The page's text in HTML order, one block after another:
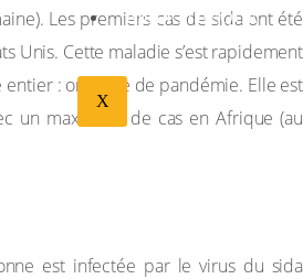
BIBLIOTHÉQUE
X
Les premiers cas de sida ont été
Unis. Cette maladie s’est rapidement
: on parle de pandémie. Elle est
un maximum de cas en Afrique (au
est infectée par le virus du sida